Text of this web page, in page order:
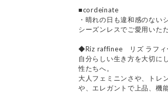
■cordeinate
・晴れの日も違和感のない
シーズンレスでご愛用いた
◆Riz raffinee リズ ラフ
自分らしい生き方を大切に
性たちへ。
大人フェミニンさや、トレ
や、エレガントで上品、機